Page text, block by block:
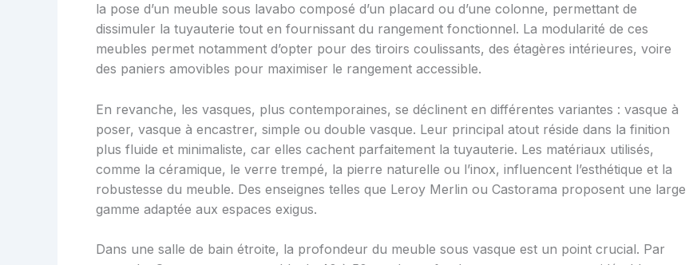
la pose d’un meuble sous lavabo composé d’un placard ou d’une colonne, permettant de
dissimuler la tuyauterie tout en fournissant du rangement fonctionnel. La modularité de ces
meubles permet notamment d’opter pour des tiroirs coulissants, des étagères intérieures, voire
des paniers amovibles pour maximiser le rangement accessible.
En revanche, les vasques, plus contemporaines, se déclinent en différentes variantes : vasque à
poser, vasque à encastrer, simple ou double vasque. Leur principal atout réside dans la finition
plus fluide et minimaliste, car elles cachent parfaitement la tuyauterie. Les matériaux utilisés,
comme la céramique, le verre trempé, la pierre naturelle ou l’inox, influencent l’esthétique et la
robustesse du meuble. Des enseignes telles que Leroy Merlin ou Castorama proposent une large
gamme adaptée aux espaces exigus.
Dans une salle de bain étroite, la profondeur du meuble sous vasque est un point crucial. Par